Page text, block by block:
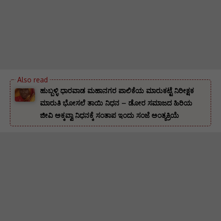
ಹುಬ್ಬಳ್ಳಿ ಧಾರವಾಡ ಮಹಾನಗರ ಪಾಲಿಕೆಯ ಮಾರುಕಟ್ಟೆ ನಿರೀಕ್ಷಕ
ಮಾರುತಿ ಭೋಸಲೆ ತಾಯಿ ನಿಧನ – ಡೋರ ಸಮಾಜದ ಹಿರಿಯ
ಜೀವಿ ಅಕ್ಕವ್ವಾ ನಿಧನಕ್ಕೆ ಸಂತಾಪ ಇಂದು ಸಂಜೆ ಅಂತ್ಯಕ್ರಿಯೆ